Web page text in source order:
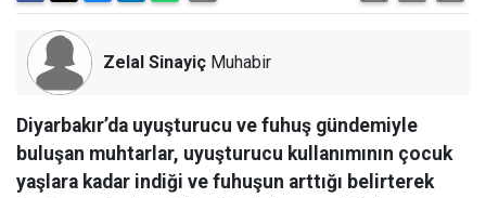
Zelal Sinayiç Muhabir
Diyarbakır’da uyuşturucu ve fuhuş gündemiyle
buluşan muhtarlar, uyuşturucu kullanımının çocuk
yaşlara kadar indiği ve fuhuşun arttığı belirterek